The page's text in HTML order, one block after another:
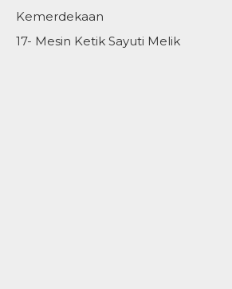
Kemerdekaan
17- Mesin Ketik Sayuti Melik